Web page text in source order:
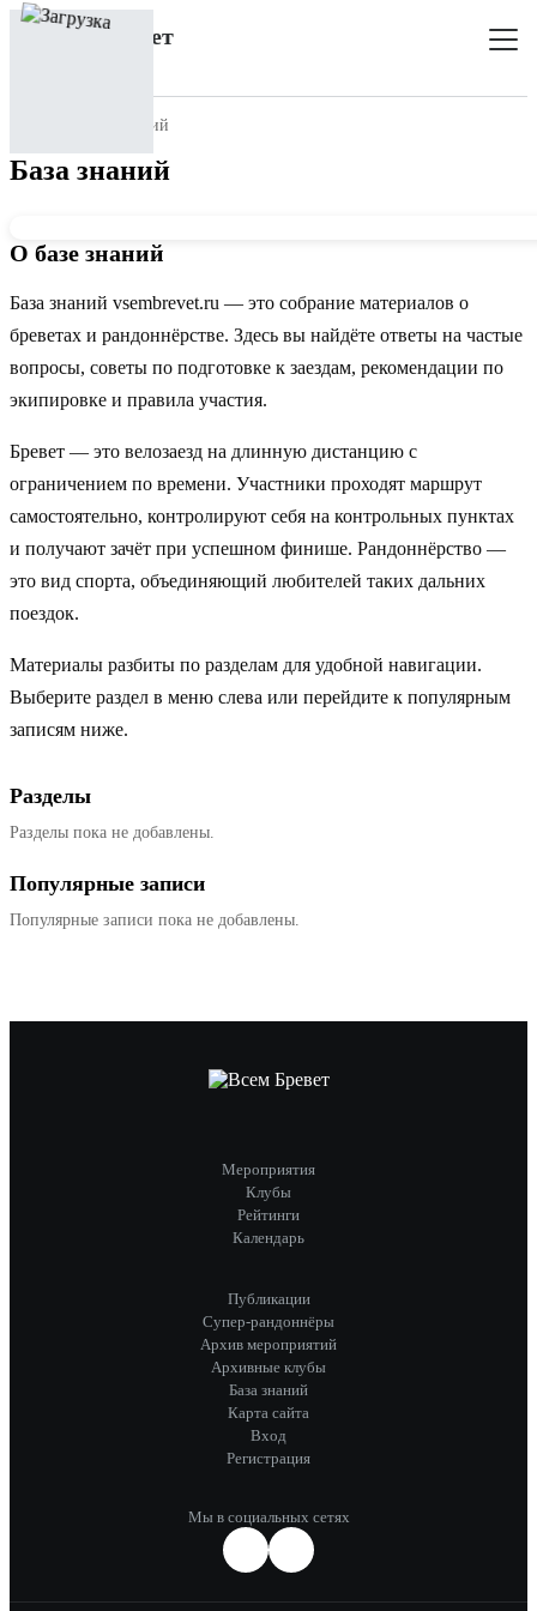
База знаний
База знаний
О базе знаний
База знаний vsembrevet.ru — это собрание материалов о
бреветах и рандоннёрстве. Здесь вы найдёте ответы на частые
вопросы, советы по подготовке к заездам, рекомендации по
экипировке и правила участия.
Бревет — это велозаезд на длинную дистанцию с
ограничением по времени. Участники проходят маршрут
самостоятельно, контролируют себя на контрольных пунктах
и получают зачёт при успешном финише. Рандоннёрство —
это вид спорта, объединяющий любителей таких дальних
поездок.
Материалы разбиты по разделам для удобной навигации.
Выберите раздел в меню слева или перейдите к популярным
записям ниже.
Разделы
Разделы пока не добавлены.
Популярные записи
Популярные записи пока не добавлены.
Мероприятия
Клубы
Рейтинги
Календарь
Публикации
Супер-рандоннёры
Архив мероприятий
Архивные клубы
База знаний
Карта сайта
Вход
Регистрация
Мы в социальных сетях